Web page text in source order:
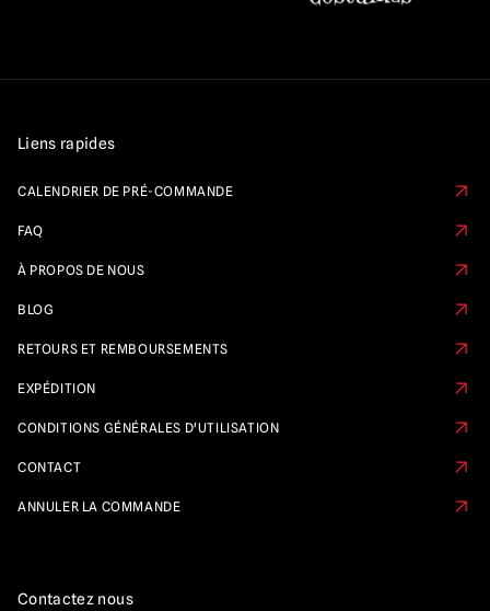
Liens rapides
CALENDRIER DE PRÉ-COMMANDE
FAQ
À PROPOS DE NOUS
BLOG
RETOURS ET REMBOURSEMENTS
EXPÉDITION
CONDITIONS GÉNÉRALES D'UTILISATION
CONTACT
ANNULER LA COMMANDE
Contactez nous